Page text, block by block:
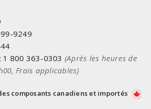
9249
: 1 800 363-0303 (Après les heures de
Frais applicables)
composants canadiens et importés